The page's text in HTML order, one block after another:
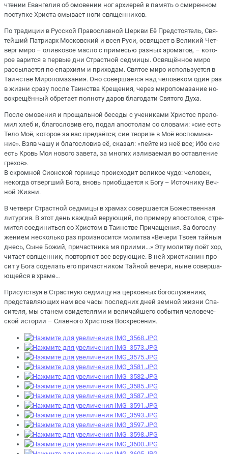
чте­нии Еван­ге­лия об омо­ве­нии ног ар­хи­ерей в па­мять о сми­рен­ном
по­ступ­ке Хри­ста омы­ва­ет но­ги свя­щен­ни­ков.
По тра­ди­ции в Рус­ской Пра­во­слав­ной Церк­ви Её Пред­сто­я­тель, Свя­
тей­ший Пат­ри­арх Мос­ков­ский и всея Ру­си, освя­ща­ет в Ве­ли­кий Чет­
верг ми­ро – олив­ко­вое мас­ло с при­ме­сью раз­ных аро­ма­тов, – ко­то­
рое ва­рит­ся в пер­вые дни Страст­ной сед­ми­цы. Освя­щён­ное ми­ро
рас­сы­ла­ет­ся по епар­хи­ям и при­хо­дам. Свя­тое ми­ро ис­поль­зу­ет­ся в
Та­ин­стве Ми­ро­по­ма­за­ния. Оно со­вер­ша­ет­ся над че­ло­ве­ком один раз
в жиз­ни сра­зу по­сле Та­ин­ства Кре­ще­ния, через ми­ро­по­ма­за­ние но­
во­кре­щён­ный об­ре­та­ет пол­но­ту да­ров бла­го­да­ти Свя­то­го Ду­ха.
По­сле омо­ве­ния и про­щаль­ной бе­се­ды с уче­ни­ка­ми Хри­стос пре­ло­
мил хлеб и, бла­го­сло­вив его, по­дал апо­сто­лам со сло­ва­ми: «сие есть
Те­ло Моё, ко­то­рое за вас пре­да­ёт­ся; сие тво­ри­те в Моё вос­по­ми­на­
ние». Взяв ча­шу и бла­го­сло­вив её, ска­зал: «пей­те из неё все; Ибо сие
есть Кровь Моя но­во­го за­ве­та, за мно­гих из­ли­ва­е­мая во остав­ле­ние
гре­хов».
В скром­ной Си­он­ской гор­ни­це про­ис­хо­дит ве­ли­кое чу­до: че­ло­век,
неко­гда от­верг­ший Бо­га, вновь при­об­ща­ет­ся к Бо­гу – Ис­точ­ни­ку Веч­
ной Жиз­ни.
В чет­верг Страст­ной сед­ми­цы в хра­мах со­вер­ша­ет­ся Бо­же­ствен­ная
ли­тур­гия. В этот день каж­дый ве­ру­ю­щий, по при­ме­ру апо­сто­лов, стре­
мит­ся со­еди­нить­ся со Хри­стом в Та­ин­стве При­ча­ще­ния. За бо­го­слу­
же­ни­ем несколь­ко раз про­из­но­сит­ся мо­лит­ва «Ве­че­ри Тво­ея тай­ныя
днесь, Сыне Бо­жий, при­част­ни­ка мя при­и­ми…» Эту мо­лит­ву по­ёт хор,
чи­та­ет свя­щен­ник, по­вто­ря­ют все ве­ру­ю­щие. В ней хри­сти­а­нин про­
сит у Бо­га со­де­лать его при­част­ни­ком Тай­ной ве­че­ри, ныне со­вер­ша­
ю­щей­ся в хра­ме…
При­сут­ствуя в Страст­ную сед­ми­цу на цер­ков­ных бо­го­слу­же­ни­ях,
пред­став­ля­ю­щих нам все ча­сы по­след­них дней зем­ной жиз­ни Спа­
си­те­ля, мы ста­нем сви­де­те­ля­ми и ве­ли­чай­ше­го со­бы­тия че­ло­ве­че­
ской ис­то­рии – Слав­но­го Хри­сто­ва Вос­кре­се­ния.